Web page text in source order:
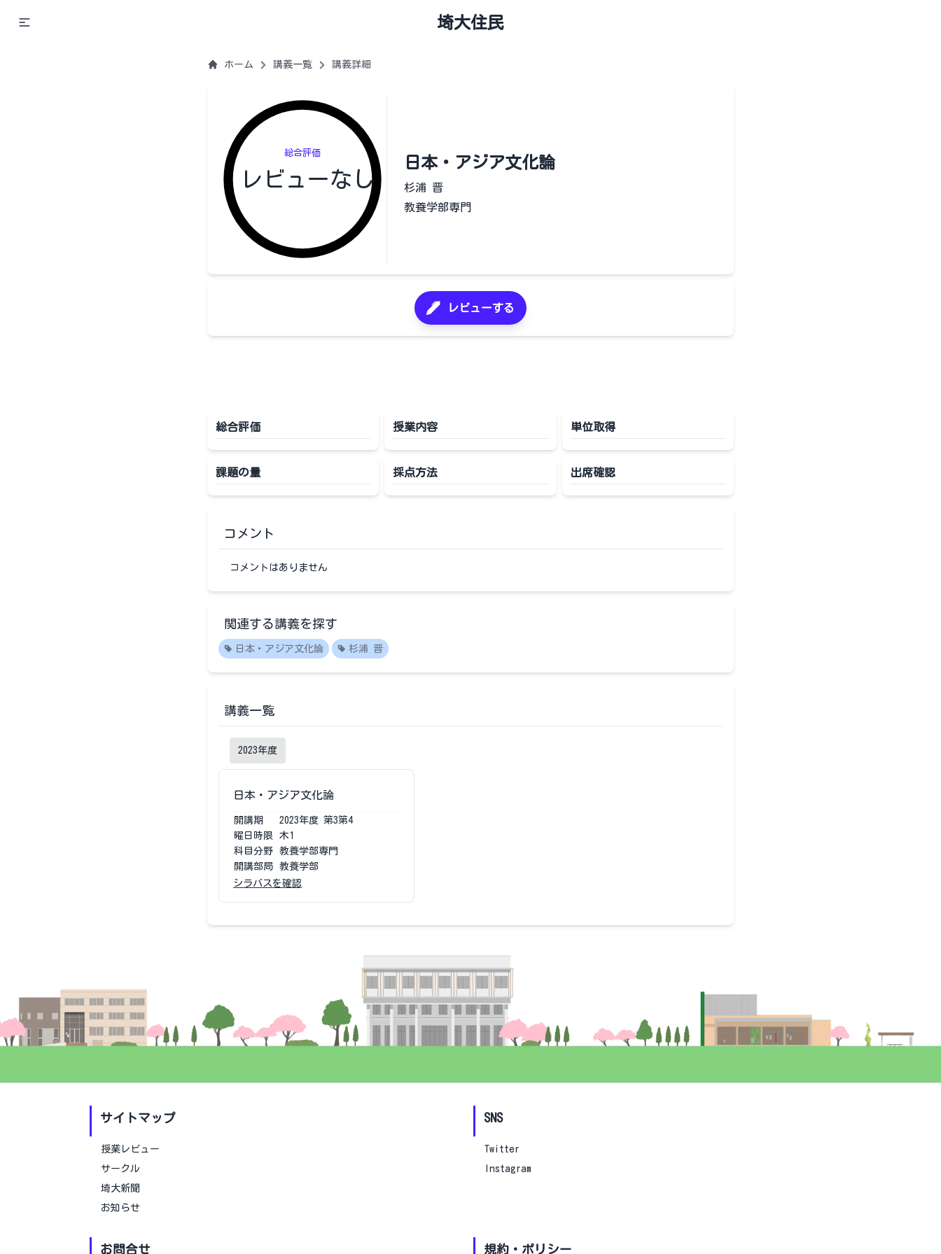
埼大住民
ホーム 講義一覧 講義詳細
総合評価
レビューなし
日本・アジア文化論
杉浦 晋
教養学部専門
レビューする
総合評価 授業内容 単位取得
課題の量 採点方法 出席確認
コメント
コメントはありません
関連する講義を探す
日本・アジア文化論 杉浦 晋
講義一覧
2023年度
日本・アジア文化論
開講期 2023年度 第3第4
曜日時限
木1
科目分野
教養学部専門
開講部局
教養学部
シラバスを確認
サイトマップ
授業レビュー
サークル
埼大新聞
お知らせ
SNS
Twitter
Instagram
お問合せ 規約・ポリシー